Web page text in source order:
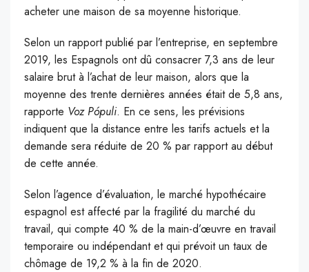
acheter une maison de sa moyenne historique.
Selon un rapport publié par l’entreprise, en septembre
2019, les Espagnols ont dû consacrer 7,3 ans de leur
salaire brut à l’achat de leur maison, alors que la
moyenne des trente dernières années était de 5,8 ans,
rapporte Voz Pópuli. En ce sens, les prévisions
indiquent que la distance entre les tarifs actuels et la
demande sera réduite de 20 % par rapport au début
de cette année.
Selon l’agence d’évaluation, le marché hypothécaire
espagnol est affecté par la fragilité du marché du
travail, qui compte 40 % de la main-d’œuvre en travail
temporaire ou indépendant et qui prévoit un taux de
chômage de 19,2 % à la fin de 2020.